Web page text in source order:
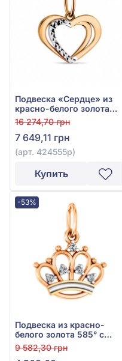
Подвеска «Сердце» из
красно-белого золота
585° без вставки, арт.
424555р
16 274,70 грн
7 649,11 грн
(арт. 424555р)
Купить
-53%
Подвеска из красно-
белого золота 585° с
фианитом/
куб.цирконием, арт.
9 582,30 грн